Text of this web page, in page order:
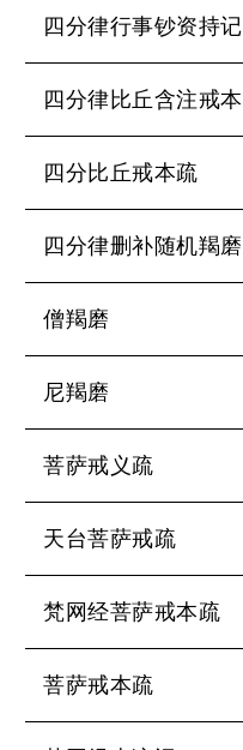
四分律行事钞资持记
四分律比丘含注戒本
四分比丘戒本疏
四分律删补随机羯磨
僧羯磨
尼羯磨
菩萨戒义疏
天台菩萨戒疏
梵网经菩萨戒本疏
菩萨戒本疏